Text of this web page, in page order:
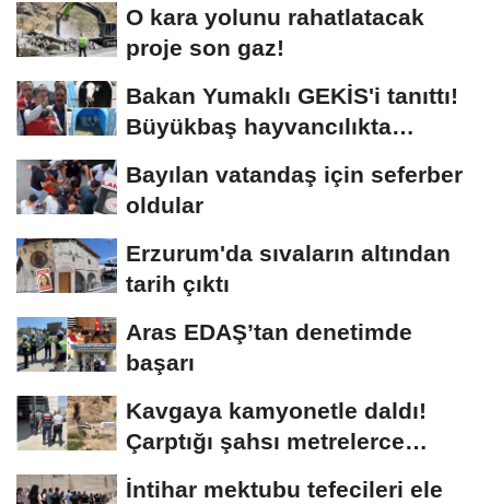
O kara yolunu rahatlatacak
proje son gaz!
Bakan Yumaklı GEKİS'i tanıttı!
Büyükbaş hayvancılıkta
Bayılan vatandaş için seferber
oldular
Erzurum'da sıvaların altından
tarih çıktı
Aras EDAŞ’tan denetimde
başarı
Kavgaya kamyonetle daldı!
Çarptığı şahsı metrelerce
sürükledi
İntihar mektubu tefecileri ele